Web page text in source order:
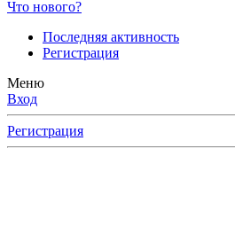
Что нового?
Последняя активность
Регистрация
Меню
Вход
Регистрация